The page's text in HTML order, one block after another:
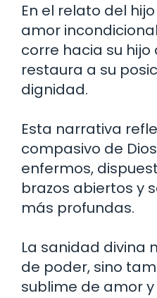
En el relato del
amor
corre hacia su
restaura a su
dignidad.
Esta narrativa
compasivo de
enfermos,
brazos abiertos y
más profundas.
La sanidad divina
de poder, sino
sublime de amor